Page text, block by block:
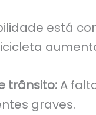
está
trânsito: A
graves.